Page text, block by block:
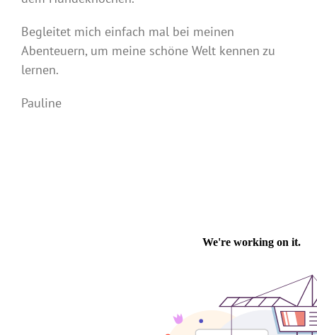
Begleitet mich einfach mal bei meinen
Abenteuern, um meine schöne Welt kennen zu
lernen.
Pauline